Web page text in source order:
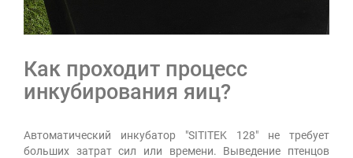
Как проходит процесс
инкубирования яиц?
Автоматический инкубатор "SITITEK 128" не требует
больших затрат сил или времени. Выведение птенцов